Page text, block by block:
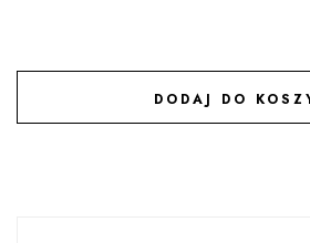
DODAJ DO
DODAJ DO